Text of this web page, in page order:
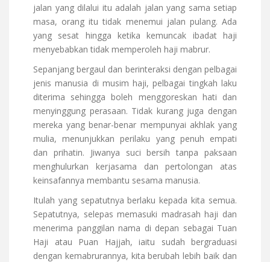
jalan yang dilalui itu adalah jalan yang sama setiap
masa, orang itu tidak menemui jalan pulang. Ada
yang sesat hingga ketika kemuncak ibadat haji
menyebabkan tidak memperoleh haji mabrur.
Sepanjang bergaul dan berinteraksi dengan pelbagai
jenis manusia di musim haji, pelbagai tingkah laku
diterima sehingga boleh menggoreskan hati dan
menyinggung perasaan. Tidak kurang juga dengan
mereka yang benar-benar mempunyai akhlak yang
mulia, menunjukkan perilaku yang penuh empati
dan prihatin. Jiwanya suci bersih tanpa paksaan
menghulurkan kerjasama dan pertolongan atas
keinsafannya membantu sesama manusia.
Itulah yang sepatutnya berlaku kepada kita semua.
Sepatutnya, selepas memasuki madrasah haji dan
menerima panggilan nama di depan sebagai Tuan
Haji atau Puan Hajjah, iaitu sudah bergraduasi
dengan kemabrurannya, kita berubah lebih baik dan